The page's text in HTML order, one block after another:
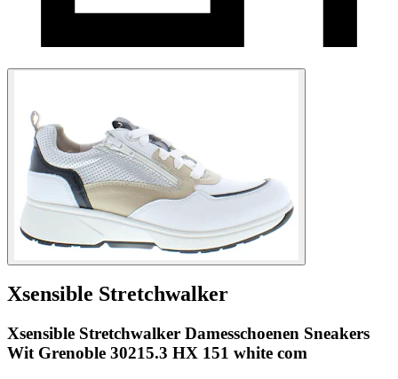
Xsensible Stretchwalker
Xsensible Stretchwalker Damesschoenen Sneakers
Wit Grenoble 30215.3 HX 151 white com